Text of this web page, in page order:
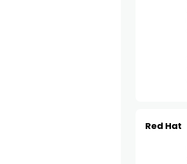
Red Hat